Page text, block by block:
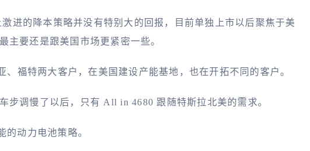
进的降本策略并没有特别大的回报，目前单独上市以后聚焦于美
主要还是跟美国市场更紧密一些。
、福特两大客户，在美国建设产能基地，也在开拓不同的客户。
步调慢了以后，只有 All in 4680 跟随特斯拉北美的需求。
的动力电池策略。